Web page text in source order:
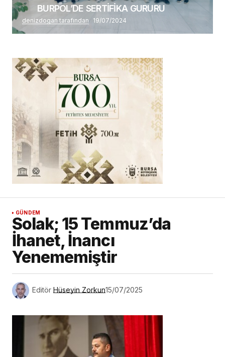
BURPOL’DE SERTİFİKA GURURU
denizdogan tarafından 19/07/2024
GÜNDEM
Solak; 15 Temmuz’da
İhanet, İnancı
Yenememiştir
Editör Hüseyin Zorkun15/07/2025